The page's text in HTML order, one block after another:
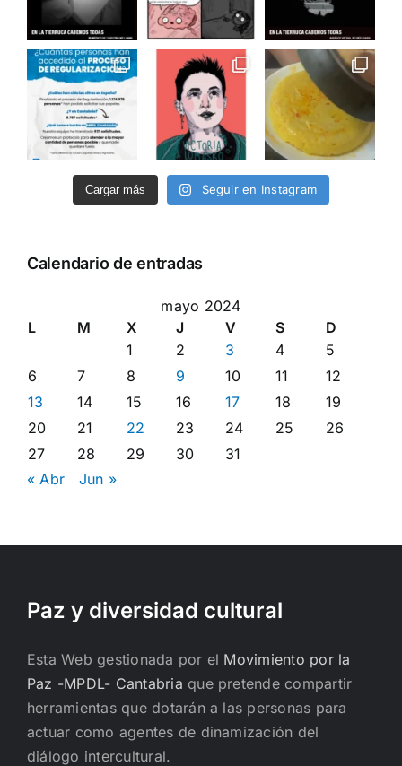
Cargar más Seguir en Instagram
Calendario de entradas
mayo 2024
L
M X J V S
D
1
2 3 4
5
6
7 8 9 10 11
12
13
14 15 16 17 18
19
20
21 22 23 24 25
26
27
28 29 30
31
« Abr
Jun »
Paz y diversidad cultural
Esta Web gestionada por el Movimiento por la
Paz -MPDL- Cantabria que pretende compartir
herramientas que dotarán a las personas para
actuar como agentes de dinamización del
diálogo intercultural.